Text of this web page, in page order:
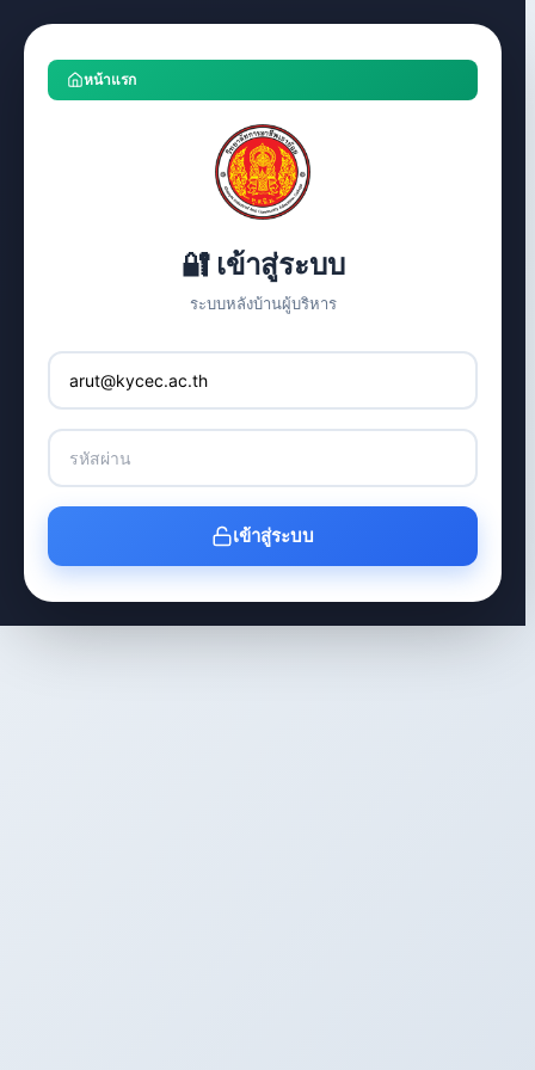
หน้าแรก
🔐 เข้าสู่ระบบ
ระบบหลังบ้านผู้บริหาร
เข้าสู่ระบบ